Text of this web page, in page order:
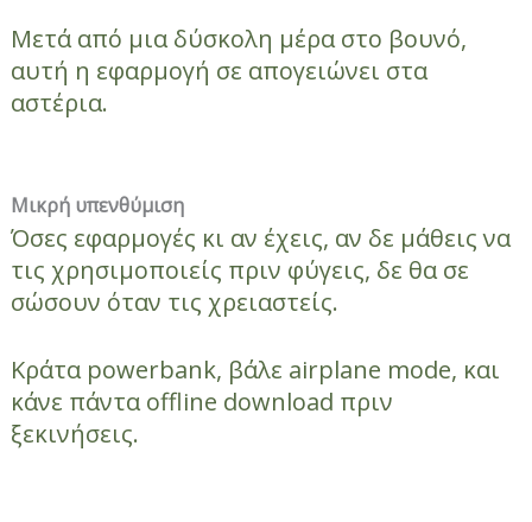
Μετά από μια δύσκολη μέρα στο βουνό,
αυτή η εφαρμογή σε απογειώνει στα
αστέρια.
Μικρή υπενθύμιση
Όσες εφαρμογές κι αν έχεις, αν δε μάθεις να
τις χρησιμοποιείς πριν φύγεις, δε θα σε
σώσουν όταν τις χρειαστείς.
Κράτα powerbank, βάλε airplane mode, και
κάνε πάντα offline download πριν
ξεκινήσεις.